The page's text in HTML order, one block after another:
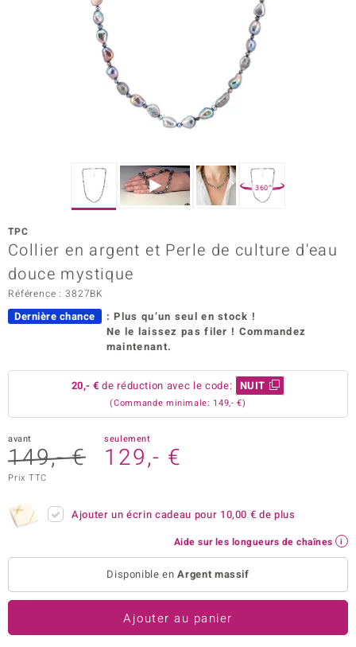
Paraíso
Collection
360°
TPC
Collier en argent et Perle de culture d'eau
douce mystique
Référence : 3827BK
Dernière chance
: Plus qu’un seul en stock !
Ne le laissez pas filer ! Commandez
maintenant.
20,- € de réduction avec le code: NUIT
(Commande minimale: 149,- €)
avant
149,- €
seulement
129,- €
Prix TTC
Ajouter un écrin cadeau pour 10,00 € de plus
Aide sur les longueurs de chaînes
Disponible enArgent massif
Ajouter au panier